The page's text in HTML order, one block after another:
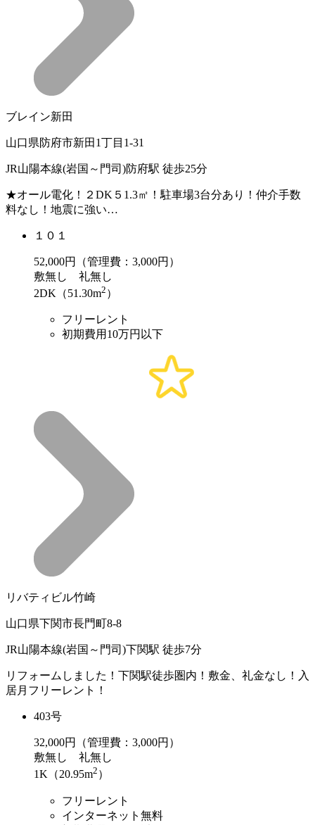
ブレイン新田
山口県防府市新田1丁目1-31
JR山陽本線(岩国～門司)防府駅 徒歩25分
★オール電化！２DK５1.3㎡！駐車場3台分あり！仲介手数
料なし！地震に強い…
１０１
52,000円（管理費：3,000円）
敷無し 礼無し
2DK（51.30m2 ）
フリーレント
初期費用10万円以下
リバティビル竹崎
山口県下関市長門町8-8
JR山陽本線(岩国～門司)下関駅 徒歩7分
リフォームしました！下関駅徒歩圏内！敷金、礼金なし！入
居月フリーレント！
403号
32,000円（管理費：3,000円）
敷無し 礼無し
1K（20.95m2 ）
フリーレント
インターネット無料